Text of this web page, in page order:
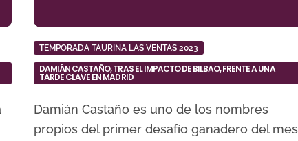
TEMPORADA TAURINA LAS VENTAS 2023
DAMIÁN CASTAÑO, TRAS EL IMPACTO DE BILBAO, FRENTE A UNA
TARDE CLAVE EN MADRID
Damián Castaño es uno de los nombres
propios del primer desafío ganadero del mes